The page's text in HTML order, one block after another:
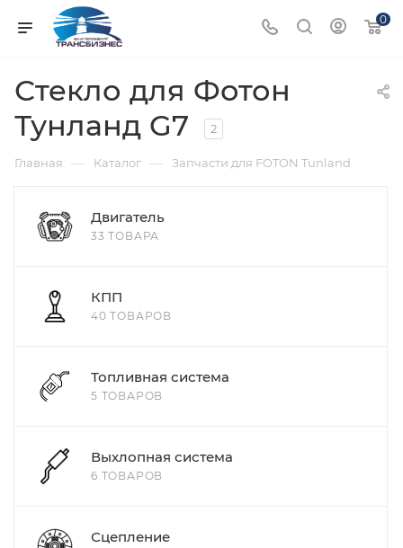
0
Стекло для Фотон
Тунланд G7
2
Главная — Каталог — Запчасти для FOTON Tunland
Двигатель
33 ТОВАРА
КПП
40 ТОВАРОВ
Топливная система
5 ТОВАРОВ
Выхлопная система
6 ТОВАРОВ
Сцепление